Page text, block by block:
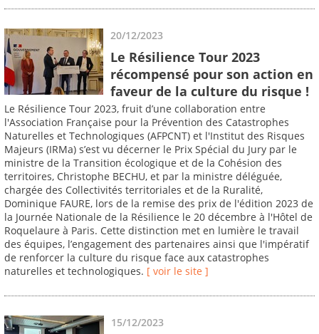
20/12/2023
Le Résilience Tour 2023
récompensé pour son action en
faveur de la culture du risque !
Le Résilience Tour 2023, fruit d’une collaboration entre
l'Association Française pour la Prévention des Catastrophes
Naturelles et Technologiques (AFPCNT) et l'Institut des Risques
Majeurs (IRMa) s’est vu décerner le Prix Spécial du Jury par le
ministre de la Transition écologique et de la Cohésion des
territoires, Christophe BECHU, et par la ministre déléguée,
chargée des Collectivités territoriales et de la Ruralité,
Dominique FAURE, lors de la remise des prix de l'édition 2023 de
la Journée Nationale de la Résilience le 20 décembre à l'Hôtel de
Roquelaure à Paris. Cette distinction met en lumière le travail
des équipes, l’engagement des partenaires ainsi que l'impératif
de renforcer la culture du risque face aux catastrophes
naturelles et technologiques. [ voir le site ]
15/12/2023